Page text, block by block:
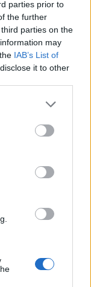
parties prior to
the further
parties on the
may
IAB’s List of
it to other
or more Google
may click to
party tags to
in below Google
ΠΑΣΟΚ είναι
μέσω νομικά
από το
με ακίνητο
ηθικό
αναφέρει η
πότε